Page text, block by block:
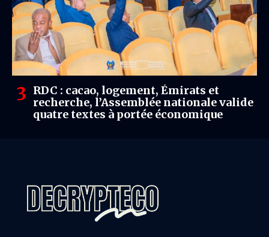
RDC : cacao, logement, Émirats et
recherche, l’Assemblée nationale valide
quatre textes à portée économique